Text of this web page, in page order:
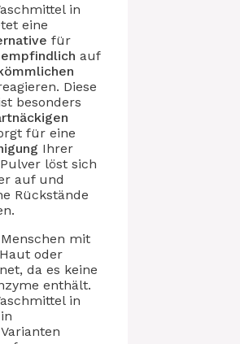
in
eine
für
empfindlich auf
Diese
besonders
für eine
Ihrer
löst sich
auf und
Rückstände
mit
oder
da es keine
enthält.
in